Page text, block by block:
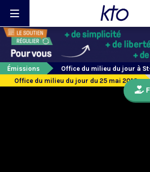
Émissions
Office du milieu du jour à
Office du milieu du jour du 25 mai 2018